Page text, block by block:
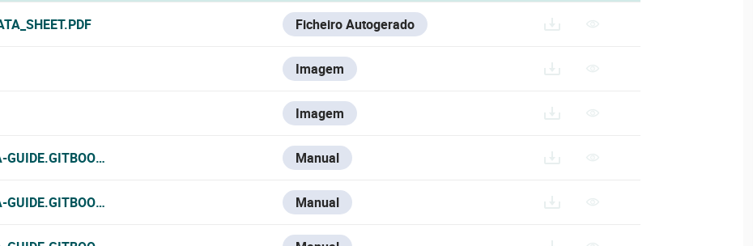
Ficheiro Autogerado
Imagem
Imagem
VESTA-KNOWLEDGE-BASE/V/ESPANOL/VSD-512_ES
Manual
VESTA-KNOWLEDGE-BASE/V/FRANCE-1/VSD-512_FR
Manual